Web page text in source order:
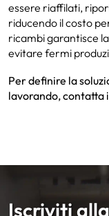
essere riaffilati,
riducendo il costo
ricambi garantisce
evitare fermi
Per definire la
lavorando, contatta
Iscriviti